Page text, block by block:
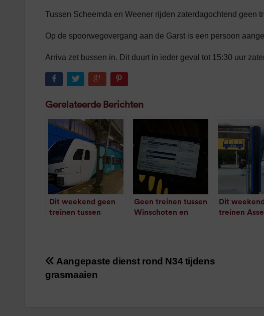
Tussen Scheemda en Weener rijden zaterdagochtend geen
Op de spoorwegovergang aan de Garst is een persoon
Arriva zet bussen in. Dit duurt in ieder geval tot 15:30 uur
Gerelateerde Berichten
Dit weekend geen
treinen tussen
Geen treinen tussen
Winschoten en
Dit
treinen
Bericht
navigatie
Aangepaste dienst rond N34 tijdens
grasmaaien